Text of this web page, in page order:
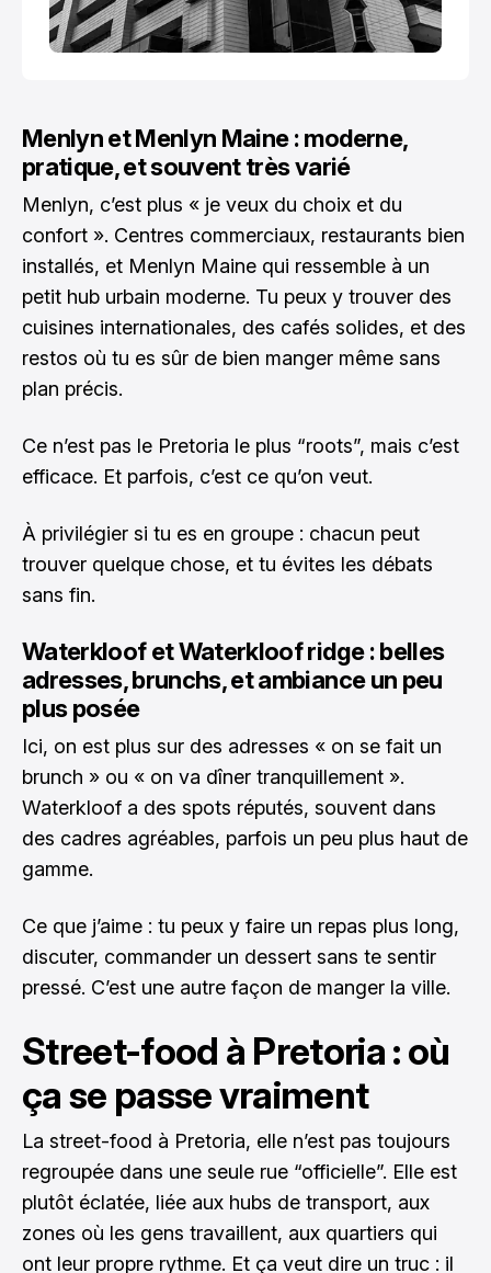
Menlyn et Menlyn Maine : moderne,
pratique, et souvent très varié
Menlyn, c’est plus « je veux du choix et du
confort ». Centres commerciaux, restaurants bien
installés, et Menlyn Maine qui ressemble à un
petit hub urbain moderne. Tu peux y trouver des
cuisines internationales, des cafés solides, et des
restos où tu es sûr de bien manger même sans
plan précis.
Ce n’est pas le Pretoria le plus “roots”, mais c’est
efficace. Et parfois, c’est ce qu’on veut.
À privilégier si tu es en groupe : chacun peut
trouver quelque chose, et tu évites les débats
sans fin.
Waterkloof et Waterkloof ridge : belles
adresses, brunchs, et ambiance un peu
plus posée
Ici, on est plus sur des adresses « on se fait un
brunch » ou « on va dîner tranquillement ».
Waterkloof a des spots réputés, souvent dans
des cadres agréables, parfois un peu plus haut de
gamme.
Ce que j’aime : tu peux y faire un repas plus long,
discuter, commander un dessert sans te sentir
pressé. C’est une autre façon de manger la ville.
Street-food à Pretoria : où
ça se passe vraiment
La street-food à Pretoria, elle n’est pas toujours
regroupée dans une seule rue “officielle”. Elle est
plutôt éclatée, liée aux hubs de transport, aux
zones où les gens travaillent, aux quartiers qui
ont leur propre rythme. Et ça veut dire un truc : il